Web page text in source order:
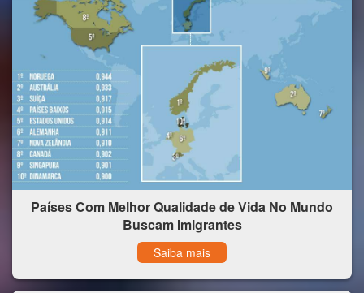
Países Com Melhor Qualidade de Vida No Mundo
Buscam Imigrantes
Saiba mais